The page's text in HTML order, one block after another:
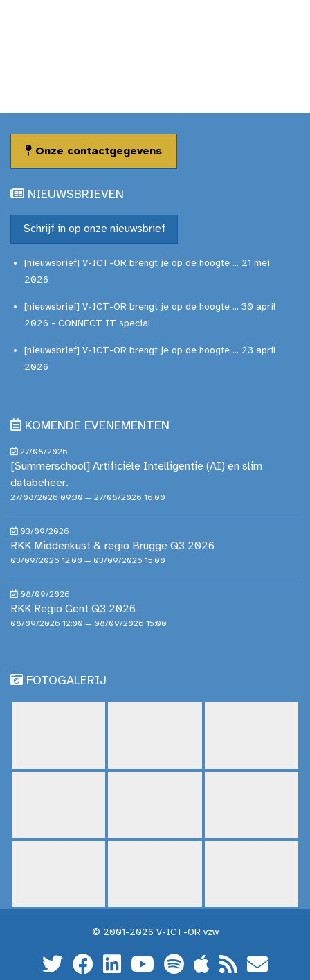
Onze contactgegevens
NIEUWSBRIEVEN
Schrijf in op onze nieuwsbrief
[nieuwsbrief] V-ICT-OR brengt je op de hoogte ... 21 mei
2026
[nieuwsbrief] V-ICT-OR brengt je op de hoogte ... 30 april
2026 - CONNECT IT special
[nieuwsbrief] V-ICT-OR brengt je op de hoogte ... 23 april
2026
KOMENDE EVENEMENTEN
27/08/2026
[Summerschool] Artificiële Intelligentie (AI) en slim
databeheer.
27/08/2026 09:30 — 27/08/2026 16:00
03/09/2026
RKK Middenkust & regio Brugge Q3 2026
03/09/2026 12:00 — 03/09/2026 15:00
08/09/2026
RKK Regio Gent Q3 2026
08/09/2026 12:00 — 08/09/2026 15:00
FOTOGALERIJ
© 2001-2026 V-ICT-OR vzw